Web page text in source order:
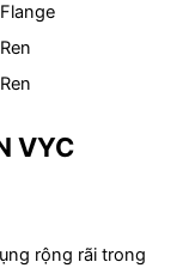
Flange
Ren
Ren
VYC
rộng rãi trong